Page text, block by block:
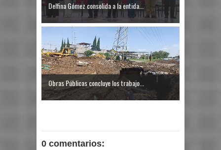
Delfina Gómez consolida a la entida...
Obras Públicas concluye los trabajo...
0 comentarios: